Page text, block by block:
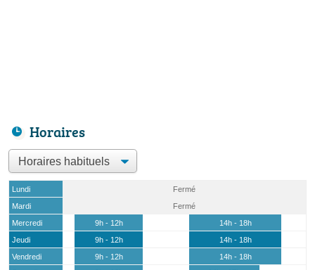
Horaires
Lundi
Fermé
Mardi
Fermé
Mercredi
9h - 12h
14h - 18h
Jeudi
9h - 12h
14h - 18h
Vendredi
9h - 12h
14h - 18h